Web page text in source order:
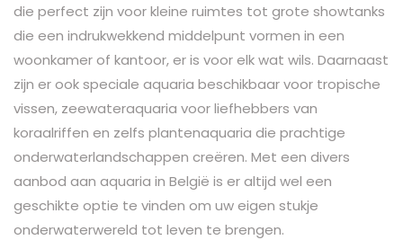
die perfect zijn voor kleine ruimtes tot grote showtanks
die een indrukwekkend middelpunt vormen in een
woonkamer of kantoor, er is voor elk wat wils. Daarnaast
zijn er ook speciale aquaria beschikbaar voor tropische
vissen, zeewateraquaria voor liefhebbers van
koraalriffen en zelfs plantenaquaria die prachtige
onderwaterlandschappen creëren. Met een divers
aanbod aan aquaria in België is er altijd wel een
geschikte optie te vinden om uw eigen stukje
onderwaterwereld tot leven te brengen.